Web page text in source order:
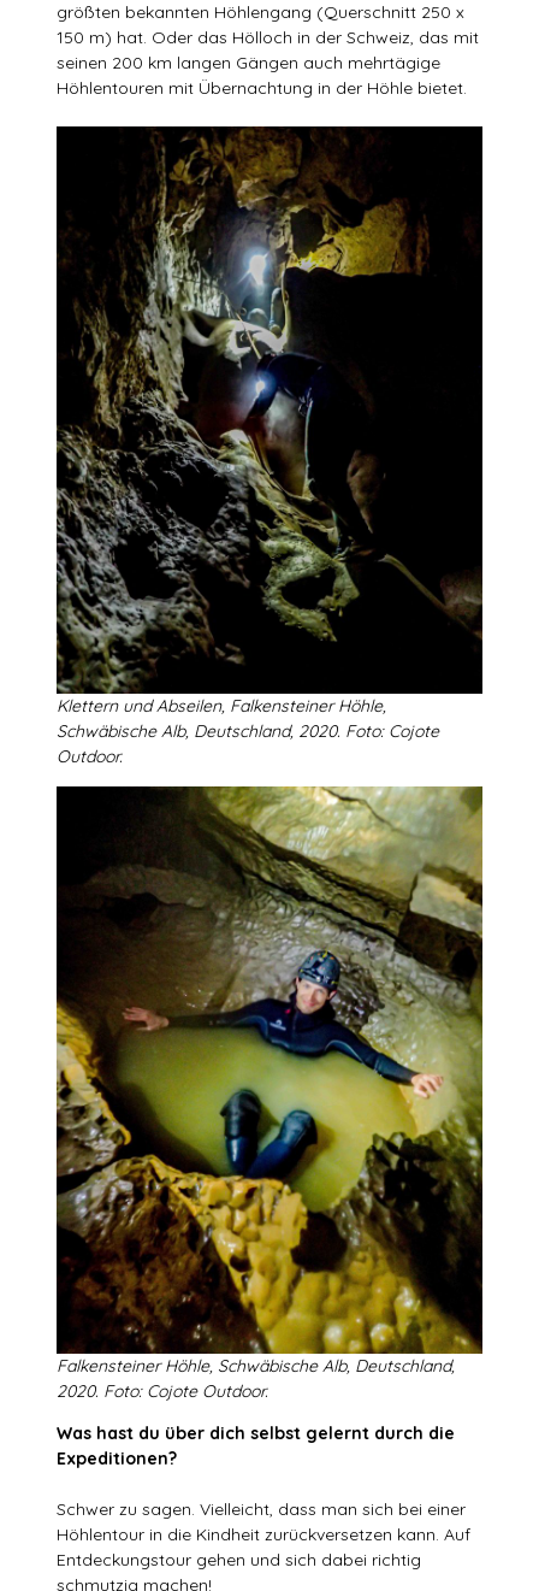
größten bekannten Höhlengang (Querschnitt 250 x
150 m) hat. Oder das Hölloch in der Schweiz, das mit
seinen 200 km langen Gängen auch mehrtägige
Höhlentouren mit Übernachtung in der Höhle bietet.
Klettern und Abseilen, Falkensteiner Höhle,
Schwäbische Alb, Deutschland, 2020. Foto: Cojote
Outdoor.
Falkensteiner Höhle, Schwäbische Alb, Deutschland,
2020. Foto: Cojote Outdoor.
Was hast du über dich selbst gelernt durch die
Expeditionen?
Schwer zu sagen. Vielleicht, dass man sich bei einer
Höhlentour in die Kindheit zurückversetzen kann. Auf
Entdeckungstour gehen und sich dabei richtig
schmutzig machen!